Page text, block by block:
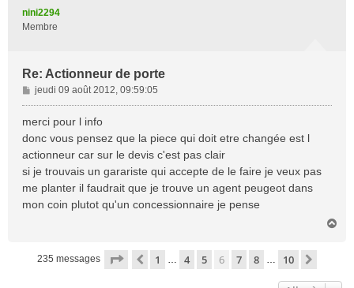
nini2294
Membre
Re: Actionneur de porte
M
e
s
a
g
e
jeudi 09 août 2012, 09:59:05
merci pour l info
donc vous pensez que la piece qui doit etre changée est l
actionneur car sur le devis c'est pas clair
si je trouvais un garariste qui accepte de le faire je veux pas
me planter il faudrait que je trouve un agent peugeot dans
mon coin plutot qu'un concessionnaire je pense
235 messages Page sur 10
Précédente
1 … 4 5 6 7 8 … 10